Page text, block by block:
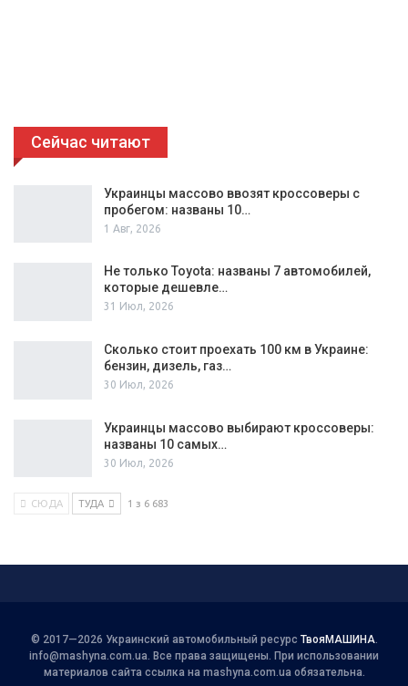
Сейчас читают
Украинцы массово ввозят кроссоверы с
пробегом: названы 10…
1 Авг, 2026
Не только Toyota: названы 7 автомобилей,
которые дешевле…
31 Июл, 2026
Сколько стоит проехать 100 км в Украине:
бензин, дизель, газ…
30 Июл, 2026
Украинцы массово выбирают кроссоверы:
названы 10 самых…
30 Июл, 2026
СЮДА ТУДА 1 з 6 683
© 2017—2026 Украинский автомобильный ресурс ТвояМАШИНА.
info@mashyna.com.ua. Все права защищены. При использовании
материалов сайта ссылка на mashyna.com.ua обязательна.